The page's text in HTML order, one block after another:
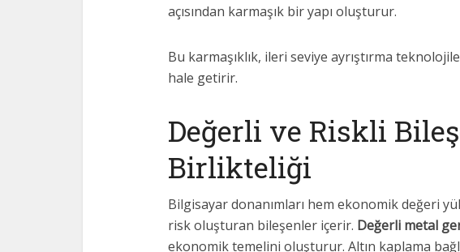
açısından karmaşık bir yapı oluşturur.
Bu karmaşıklık, ileri seviye ayrıştırma
hale getirir.
Değerli ve Riskli
Birlikteliği
Bilgisayar donanımları hem ekonomik değeri
risk oluşturan bileşenler içerir. Değerli metal
ekonomik temelini oluşturur. Altın kaplama